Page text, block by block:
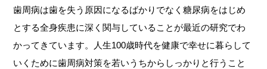
歯周病は歯を失う原因になるばかりでなく糖尿病をはじめ
とする全身疾患に深く関与していることが最近の研究でわ
かってきています。人生100歳時代を健康で幸せに暮らして
いくために歯周病対策を若いうちからしっかりと行うこと